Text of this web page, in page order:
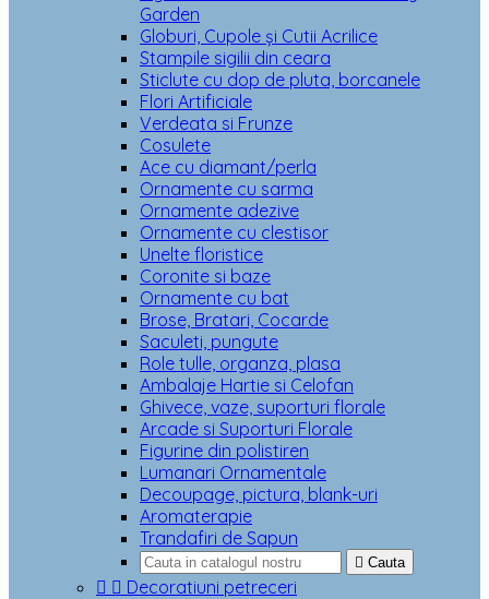
Garden
Globuri, Cupole și Cutii Acrilice
Stampile sigilii din ceara
Sticlute cu dop de pluta, borcanele
Flori Artificiale
Verdeata si Frunze
Cosulete
Ace cu diamant/perla
Ornamente cu sarma
Ornamente adezive
Ornamente cu clestisor
Unelte floristice
Coronite si baze
Ornamente cu bat
Brose, Bratari, Cocarde
Saculeti, pungute
Role tulle, organza, plasa
Ambalaje Hartie si Celofan
Ghivece, vaze, suporturi florale
Arcade si Suporturi Florale
Figurine din polistiren
Lumanari Ornamentale
Decoupage, pictura, blank-uri
Aromaterapie
Trandafiri de Sapun
 Cauta
  Decoratiuni petreceri